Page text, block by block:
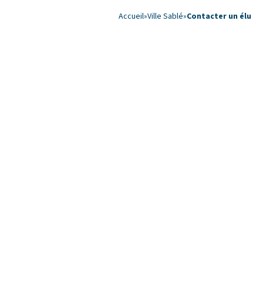
Accueil»Ville Sablé»Contacter un élu